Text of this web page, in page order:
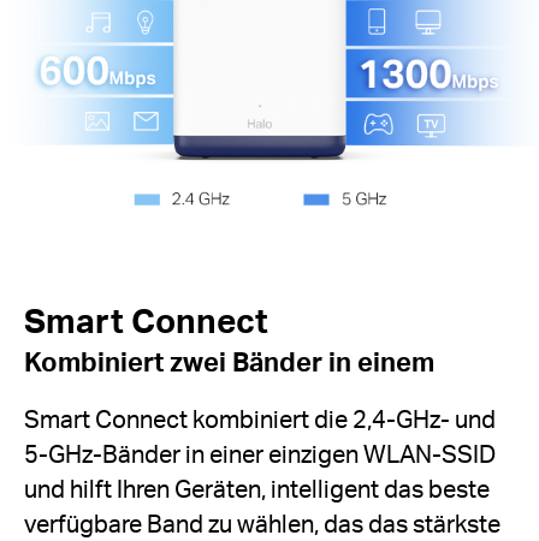
Smart Connect
Kombiniert zwei Bänder in einem
Smart Connect kombiniert die 2,4-GHz- und
5-GHz-Bänder in einer einzigen WLAN-SSID
und hilft Ihren Geräten, intelligent das beste
verfügbare Band zu wählen, das das stärkste